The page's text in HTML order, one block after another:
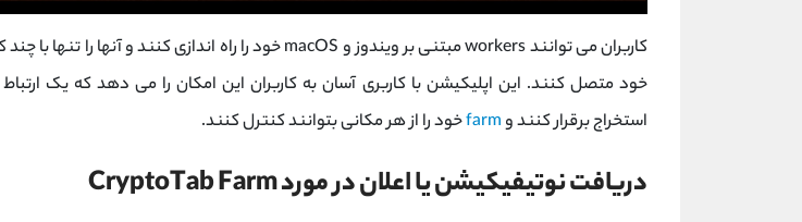
خود متصل کنند. این اپلیکیشن با کاربری آسان به کاربران این امکان را می دهد که یک
استخراج برقرار کنند وfarmخود را از هر مکانی بتوانند کنترل کنند.
دریافت نوتیفیکیشن یا اعلان در مورد CryptoTab Farm